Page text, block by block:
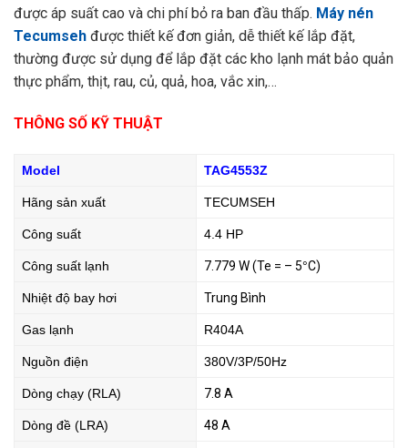
được áp suất cao và chi phí bỏ ra ban đầu thấp. Máy nén
Tecumseh được thiết kế đơn giản, dễ thiết kế lắp đặt,
thường được sử dụng để lắp đặt các kho lạnh mát bảo quản
thực phẩm, thịt, rau, củ, quả, hoa, vắc xin,…
THÔNG SỐ KỸ THUẬT
Model TAG4553Z
Hãng sản xuất TECUMSEH
Công suất 4.4 HP
Công suất lạnh 7.779 W (Te = – 5°C)
Nhiệt độ bay hơi Trung Bình
Gas lạnh R404A
Nguồn điện 380V/3P/50Hz
Dòng chạy (RLA) 7.8 A
Dòng đề (LRA) 48 A